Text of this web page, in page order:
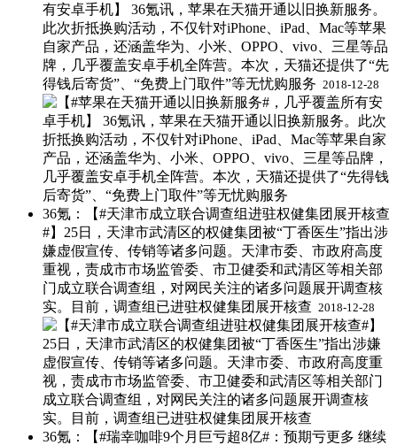
有安卓手机】 36氪讯，苹果在天猫开通以旧换新服务。
此次折抵换购活动，不仅针对iPhone、iPad、Mac等苹果
自家产品，还涵盖华为、小米、OPPO、vivo、三星等品
牌，几乎覆盖安卓手机全阵营。本次，天猫还提供了“先
得钱后寄货”、“免费上门取件”等无忧购服务 ​ 2018-12-28
36氪：【#天津市成立联合调查组进驻权健集团展开核查
#】 ​25日，天津市武清区的权健集团被“丁香医生”指出涉
嫌虚假宣传、传销等诸多问题。天津市委、市政府高度
重视，责成市市场监管委、市卫健委和武清区等相关部
门成立联合调查组，对网民关注的诸多问题展开调查核
实。目前，调查组已进驻权健集团展开核查 ​ 2018-12-28
36氪：【#瑞幸咖啡9个月巨亏超8亿#：预期亏更多 继续